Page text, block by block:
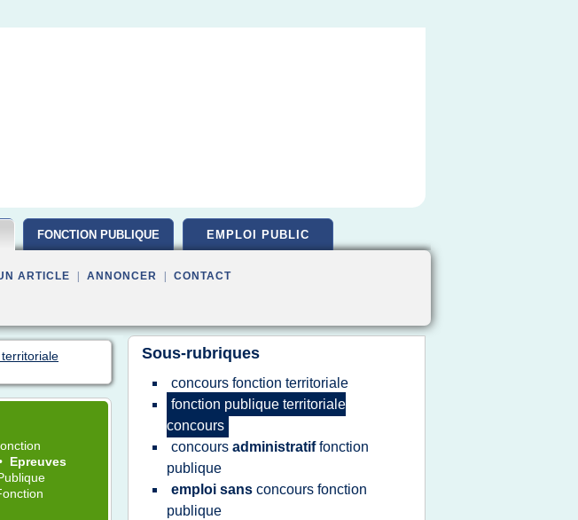
FONCTION PUBLIQUE EMPLOI PUBLIC
ARTICLE ANNONCER CONTACT
Epreuves
Sous-rubriques
concours fonction territoriale
fonction publique territoriale
concours
concours administratiffonction
publique
emploi sans concours fonction
publique